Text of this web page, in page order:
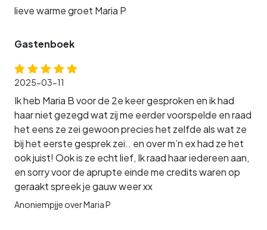
lieve warme groet Maria P
Gastenboek
2025-03-11
Ik heb Maria B voor de 2e keer gesproken en ik had
haar niet gezegd wat zij me eerder voorspelde en raad
het eens ze zei gewoon precies het zelfde als wat ze
bij het eerste gesprek zei.. en over m’n ex had ze het
ook juist! Ook is ze echt lief, Ik raad haar iedereen aan,
en sorry voor de aprupte einde me credits waren op
geraakt spreek je gauw weer xx
Anoniempjje over Maria P